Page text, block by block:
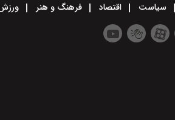
سیاست اقتصاد فرهنگ و هنر